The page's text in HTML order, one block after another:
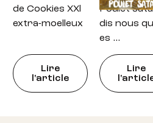
de Cookies XXl
extra-moelleux
Lire
l'article
Poulet
dis nous
es …
Lire